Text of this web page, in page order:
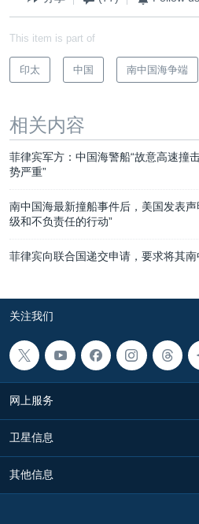
This item is part of
印太 中国 南中国海争端
相关内容
菲律宾军方：中国海警船“故意高速撞
势严重”
南中国海最新撞船事件后，美国发表
级和不负责任的行动”
菲律宾向联合国递交申请，要求将其
关注我们
网上服务
卫星信息
其他信息